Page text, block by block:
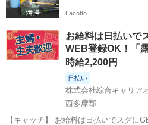
Lacotto
お給料は日払いで
WEB登録OK！「
時給2,200円
日払い
株式会社綜合キャリア
西多摩郡
【キャッチ】 お給料は日払いでスグに